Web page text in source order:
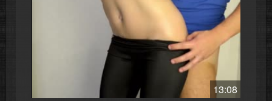
13:08